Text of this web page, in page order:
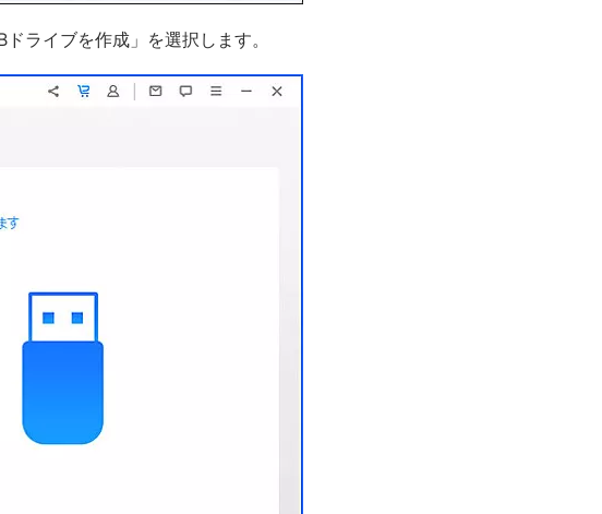
ライブを作成」を選択します。